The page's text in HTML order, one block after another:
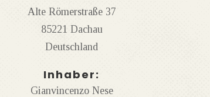
Alte Römerstraße 37
85221 Dachau
Deutschland
Inhaber:
Gianvincenzo Nese